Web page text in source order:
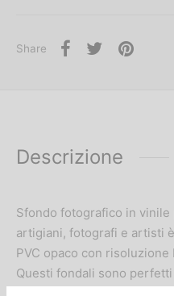
Share
Descrizione
Sfondo fotografico in
artigiani, fotografi e artisti
PVC opaco con risoluzione
Questi fondali sono